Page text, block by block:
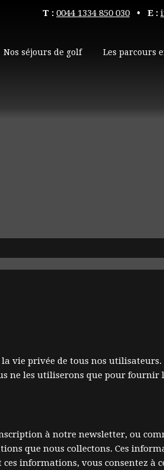
T : 0044 1334 850 030 • E :
Nos séjours de golf Les parcours
vie privée de tous nos
ne les utiliserons que pour fournir
à notre newsletter, ou
que nous collectons. Ces
informations, vous consentez à